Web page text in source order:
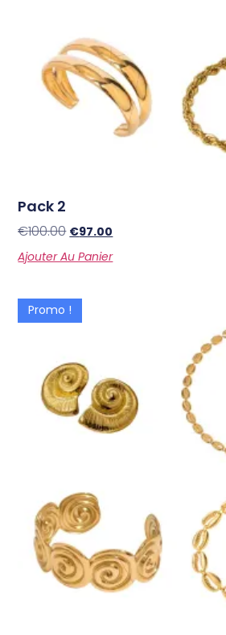
Pack 2
€100.00 €97.00
Ajouter Au Panier
Promo !